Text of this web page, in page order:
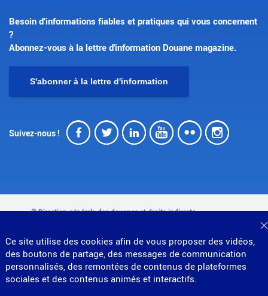
Ce site utilise des cookies afin de vous proposer des vidéos,
des boutons de partage, des messages de communication
personnalisés, des remontées de contenus de plateformes
sociales et des contenus animés et interactifs.
Besoin d’informations fiables et pratiques qui vous concernent
?
Abonnez-vous à la lettre d'information Douane magazine.
S'abonner à la lettre d'information
Suivez-nous ! Facebook
Twitter
LinkedIn
Youtube
Flickr
© Direction générale des douanes et droits indirects
MENU
PIED
DE
Gestion des cookies
Accessibilité : partiellement conforme
Plan du site
Partenariats